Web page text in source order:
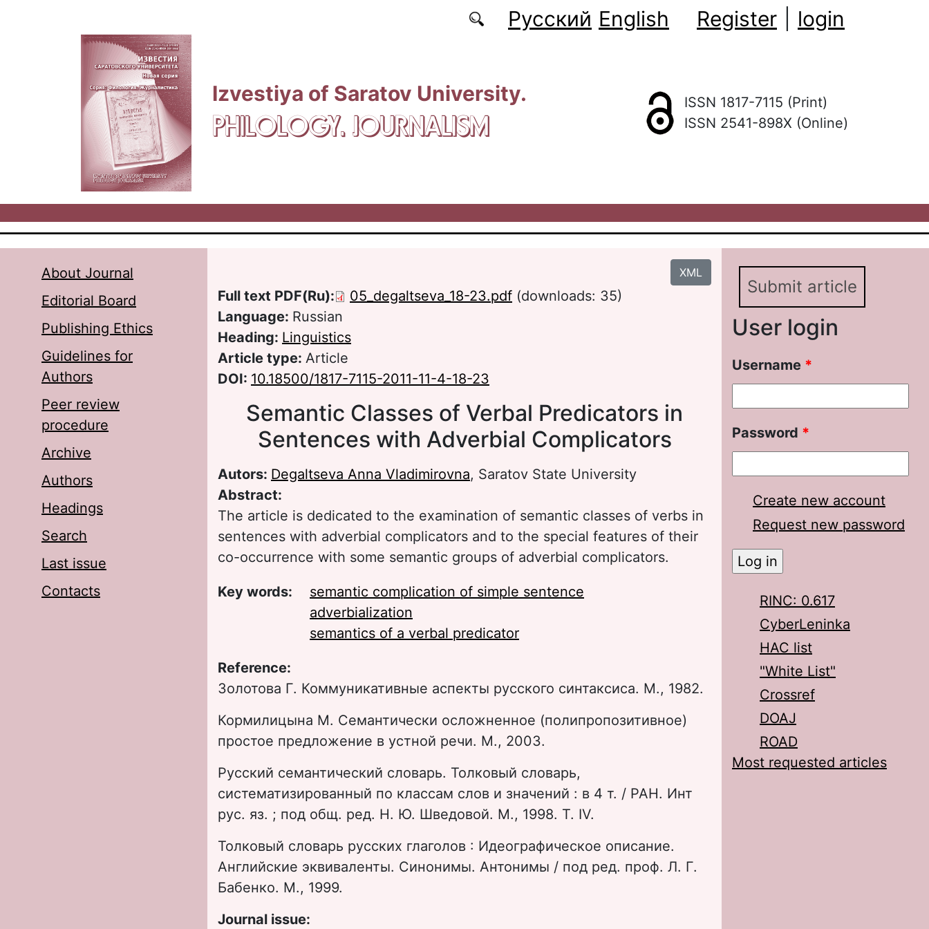
Русский English Register login
Izvestiya of Saratov University.
PHILOLOGY. JOURNALISM
ISSN 1817-7115 (Print)
ISSN 2541-898X (Online)
About Journal
Editorial Board
Publishing Ethics
Guidelines for
Authors
Peer review
procedure
Archive
Authors
Headings
Search
Last issue
Contacts
XML
Full text PDF(Ru): 05_degaltseva_18-23.pdf (downloads: 35)
Language: Russian
Heading: Linguistics
Article type: Article
DOI: 10.18500/1817-7115-2011-11-4-18-23
Semantic Classes of Verbal Predicators in
Sentences with Adverbial Complicators
Autors: Degaltseva Anna Vladimirovna, Saratov State University
Abstract:
The article is dedicated to the examination of semantic classes of verbs in
sentences with adverbial complicators and to the special features of their
co-occurrence with some semantic groups of adverbial complicators.
Key words:
semantic complication of simple sentence
adverbialization
semantics of a verbal predicator
Reference:
Золотова Г. Коммуникативные аспекты русского синтаксиса. М., 1982.
Кормилицына М. Семантически осложненное (полипропозитивное)
простое предложение в устной речи. М., 2003.
Русский семантический словарь. Толковый словарь,
систематизированный по классам слов и значений : в 4 т. / РАН. Ин­т
рус. яз. ; под общ. ред. Н. Ю. Шведовой. М., 1998. Т. IV.
Толковый словарь русских глаголов : Идеографическое описание.
Английские эквиваленты. Синонимы. Антонимы / под ред. проф. Л. Г.
Бабенко. М., 1999.
Journal issue:
Submit article
User login
Username *
Password *
Create new account
Request new password
RINC: 0.617
CyberLeninka
HAC list
"White List"
Crossref
DOAJ
ROAD
Most requested articles